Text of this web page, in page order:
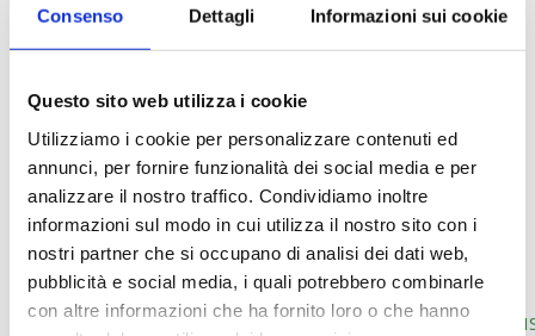
Consenso Dettagli Informazioni sui cookie
Questo sito web utilizza i cookie
Utilizziamo i cookie per personalizzare contenuti ed
annunci, per fornire funzionalità dei social media e per
analizzare il nostro traffico. Condividiamo inoltre
informazioni sul modo in cui utilizza il nostro sito con i
nostri partner che si occupano di analisi dei dati web,
pubblicità e social media, i quali potrebbero combinarle
con altre informazioni che ha fornito loro o che hanno
ARCHIVIO
02 2024
Avviso_02_2024_GENERALISTA
UCS
MDG
AVVISO_02_2024_GENERALISTA_UCS